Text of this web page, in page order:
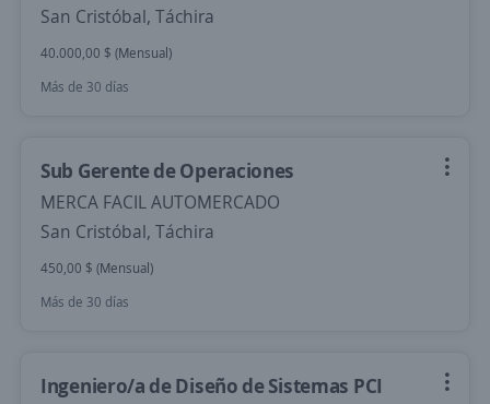
San Cristóbal, Táchira
40.000,00 $ (Mensual)
Más de 30 días
Sub Gerente de Operaciones
MERCA FACIL AUTOMERCADO
San Cristóbal, Táchira
450,00 $ (Mensual)
Más de 30 días
Ingeniero/a de Diseño de Sistemas PCI